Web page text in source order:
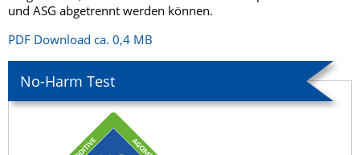
No-Harm Test
und ASG abgetrennt werden können.
PDF Download ca. 0,4 MB